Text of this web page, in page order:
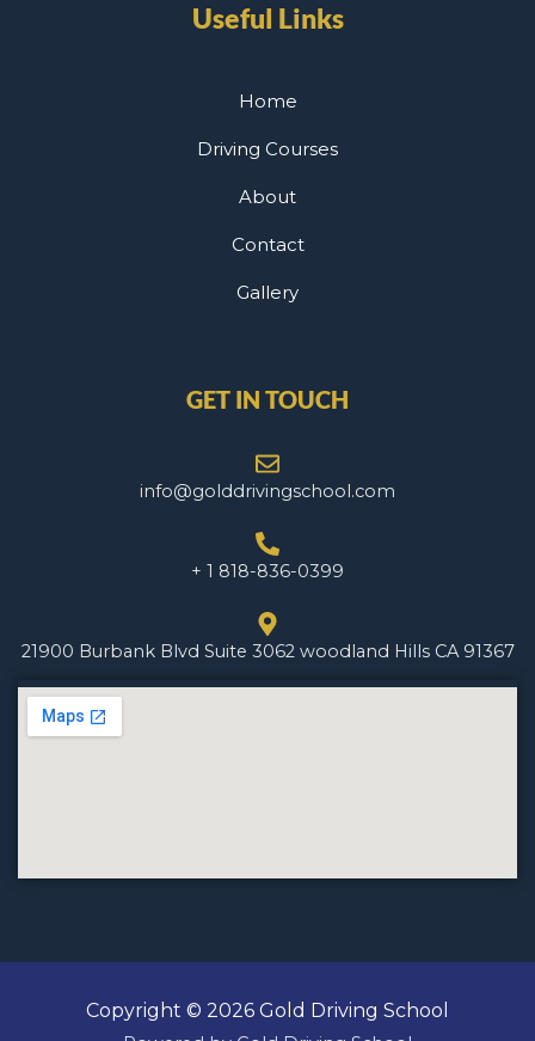
Useful Links
Home
Driving Courses
About
Contact
Gallery
GET IN TOUCH
info@golddrivingschool.com
+ 1 818-836-0399
21900 Burbank Blvd Suite 3062 woodland Hills CA 91367
Copyright © 2026 Gold Driving School